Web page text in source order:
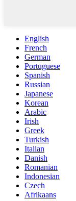
English
French
German
Portuguese
Spanish
Russian
Japanese
Korean
Arabic
Irish
Greek
Turkish
Italian
Danish
Romanian
Indonesian
Czech
Afrikaans